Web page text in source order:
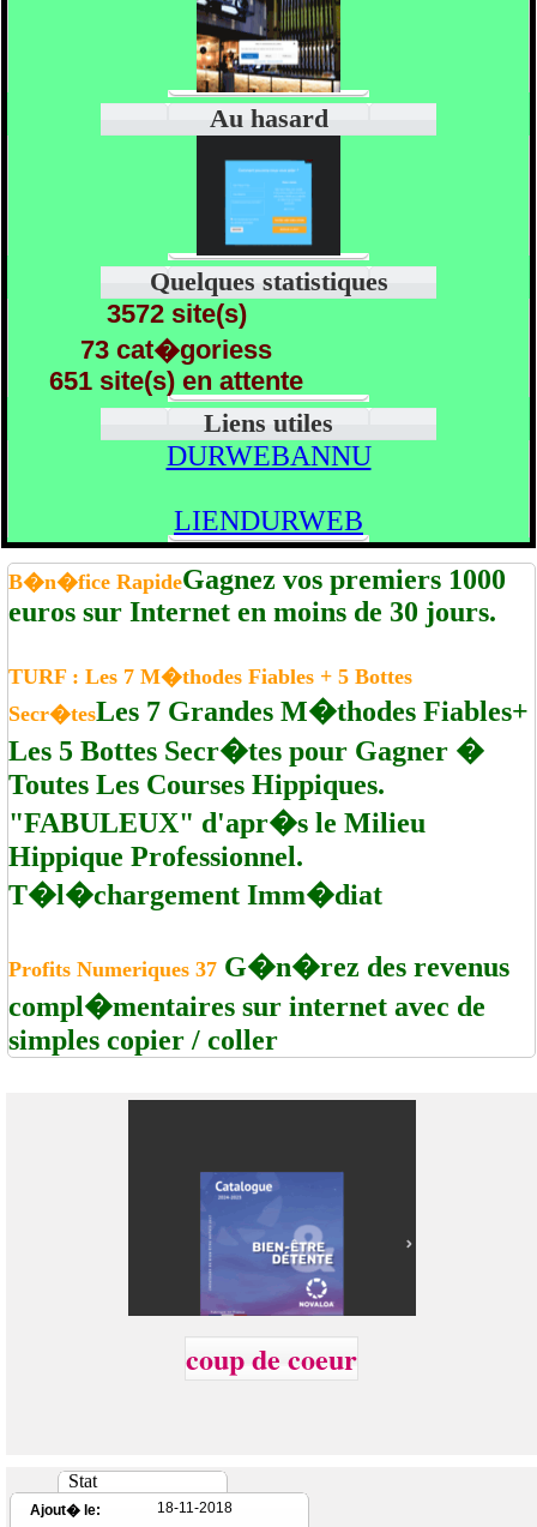
Au hasard
Quelques statistiques
3572 site(s)
73 cat�goriess
651 site(s) en attente
Liens utiles
DURWEBANNU
LIENDURWEB
B�n�fice RapideGagnez vos premiers 1000
euros sur Internet en moins de 30 jours.
TURF : Les 7 M�thodes Fiables + 5 Bottes
Secr�tesLes 7 Grandes M�thodes Fiables+
Les 5 Bottes Secr�tes pour Gagner �
Toutes Les Courses Hippiques.
"FABULEUX" d'apr�s le Milieu
Hippique Professionnel.
T�l�chargement Imm�diat
Profits Numeriques 37 G�n�rez des revenus
compl�mentaires sur internet avec de
simples copier / coller
coup de coeur
Stat
Ajout� le: 18-11-2018